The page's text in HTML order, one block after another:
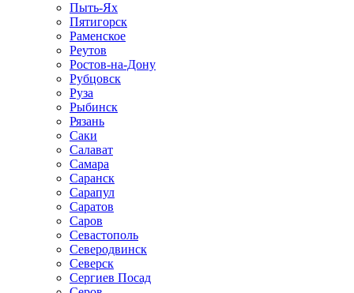
Пыть-Ях
Пятигорск
Раменское
Реутов
Ростов-на-Дону
Рубцовск
Руза
Рыбинск
Рязань
Саки
Салават
Самара
Саранск
Сарапул
Саратов
Саров
Севастополь
Северодвинск
Северск
Сергиев Посад